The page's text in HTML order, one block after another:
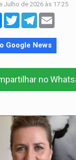
Julho de 2026 às 17:25
Messenger
TwitterTelegram
Google News
no